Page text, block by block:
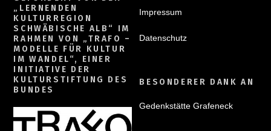
„LERNENDEN
KULTURREGION
SCHWÄBISCHE ALB“ IM
RAHMEN VON „TRAFO –
MODELLE FÜR KULTUR
IM WANDEL“, EINER
INITIATIVE DER
KULTURSTIFTUNG DES
BUNDES
Impressum
Datenschutz
BESONDERER DANK AN
Gedenkstätte Grafeneck